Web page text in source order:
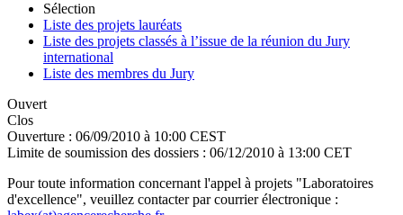
Sélection
Liste des projets lauréats
Liste des projets classés à l’issue de la réunion du Jury
international
Liste des membres du Jury
Ouvert
Clos
Ouverture : 06/09/2010 à 10:00 CEST
Limite de soumission des dossiers : 06/12/2010 à 13:00 CET
Pour toute information concernant l'appel à projets "Laboratoires
d'excellence", veuillez contacter par courrier électronique :